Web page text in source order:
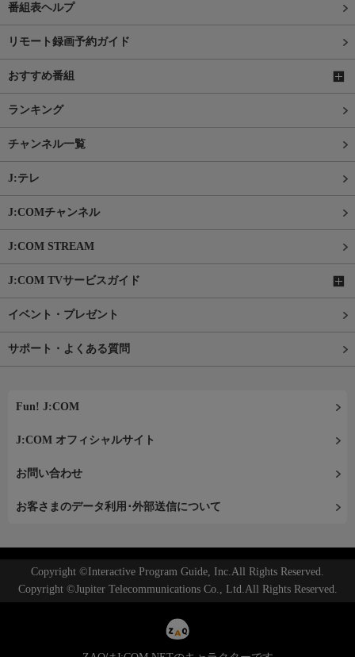
番組表ヘルプ
リモート録画予約ガイド
おすすめ番組
ランキング
チャンネル一覧
J:テレ
J:COMチャンネル
J:COM STREAM
J:COM TVサービスガイド
イベント・プレゼント
サポート・よくある質問
Fun! J:COM
J:COM オフィシャルサイト
お問い合わせ
お客さまのデータ利用･外部送信について
Copyright ©Interactive Program Guide, Inc.All Rights Reserved.
Copyright ©Jupiter Telecommunications Co., Ltd.All Rights Reserved.